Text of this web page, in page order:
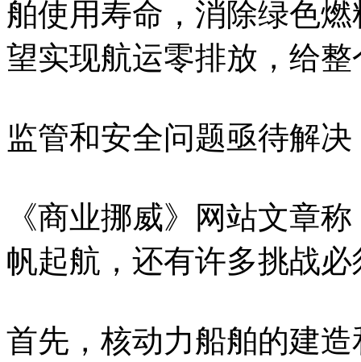
舶使用寿命，消除绿色
望实现航运零排放，给
监管和安全问题亟待解决
《商业挪威》网站文章
帆起航，还有许多挑战
首先，核动力船舶的建